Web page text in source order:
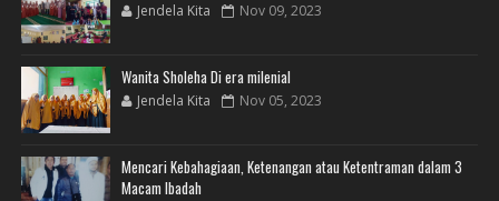
Jendela Kita Nov 09, 2023
Wanita Sholeha Di era milenial
Jendela Kita Nov 05, 2023
Mencari Kebahagiaan, Ketenangan atau Ketentraman dalam 3
Macam Ibadah